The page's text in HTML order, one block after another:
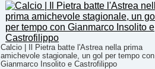
Calcio | Il Pietra batte l'Astrea nella prima
amichevole stagionale, un gol per tempo con
Gianmarco Insolito e Castrofilippo